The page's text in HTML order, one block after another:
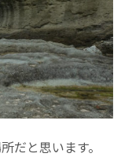
だと思います。